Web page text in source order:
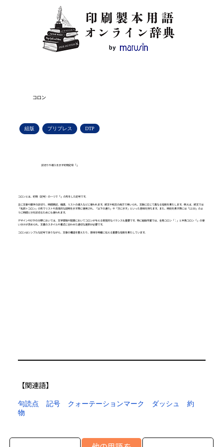
コロン
組版 プリプレス DTP
区切りや導入を示す約物記号「:」
コロンとは、約物（記号）の一つで「:」の形をした記号です。
主に文章や数字の区切り、時間表記、強調、リストの導入などに使われます。欧文や和文の両方で用いられ、文脈に応じて異なる役割を果たします。例えば、欧文では
「名詞＋コロン」の形でリストや具体的な説明を示す際に使用され、「以下の通り」や「次に示す」といった意味を持ちます。また、時刻を表す際には「12:30」のよ
うに時間と分を区切るためにも使われます。
デザインやDTPの分野においては、文字間隔や配置においてコロンが与える視覚的なバランスも重要です。特に組版作業では、全角コロン「：」と半角コロン「:」の使
い分けが求められ、文書のスタイルや書式に合わせた適切な選択が必要です。
コロンはシンプルな記号でありながら、文章の構造を整えたり、意味を明確に伝える重要な役割を果たしています。
【​関連語】
句読点 記号 クォーテーションマーク ダッシュ
約
物